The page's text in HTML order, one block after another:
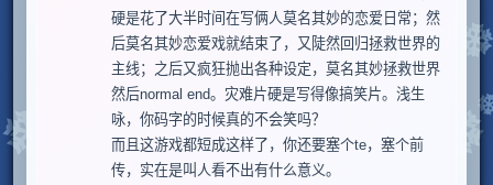
硬是花了大半时间在写俩人莫名其妙的恋爱日常；然
后莫名其妙恋爱戏就结束了，又陡然回归拯救世界的
主线；之后又疯狂抛出各种设定，莫名其妙拯救世界
然后normal end。灾难片硬是写得像搞笑片。浅生
咏，你码字的时候真的不会笑吗？
而且这游戏都短成这样了，你还要塞个te，塞个前
传，实在是叫人看不出有什么意义。